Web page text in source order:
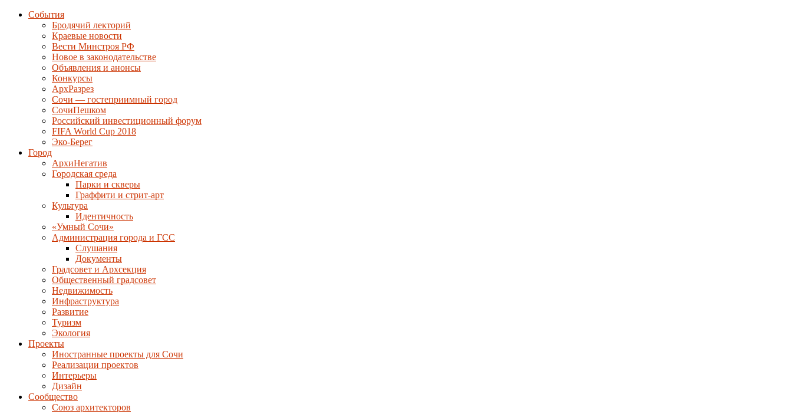
События
Бродячий лекторий
Краевые новости
Вести Минстроя РФ
Новое в законодательстве
Объявления и анонсы
Конкурсы
АрхРазрез
Сочи — гостеприимный город
СочиПешком
Российский инвестиционный форум
FIFA World Cup 2018
Эко-Берег
Город
АрхиНегатив
Городская среда
Парки и скверы
Граффити и стрит-арт
Культура
Идентичность
«Умный Сочи»
Администрация города и ГСС
Слушания
Документы
Градсовет и Архсекция
Общественный градсовет
Недвижимость
Инфраструктура
Развитие
Туризм
Экология
Проекты
Иностранные проекты для Сочи
Реализации проектов
Интерьеры
Дизайн
Сообщество
Союз архитекторов